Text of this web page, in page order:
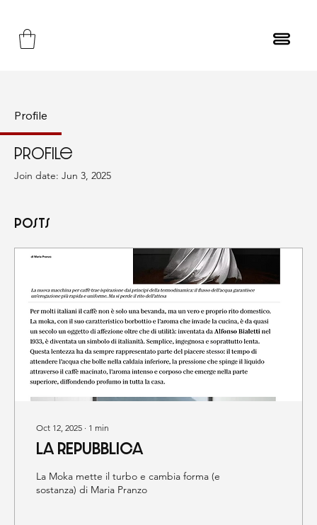
Profile
Profile
Join date: Jun 3, 2025
Posts
Oct 12, 2025 ∙ 1 min
LA REPUBBLICA
La Moka mette il turbo e cambia forma (e
sostanza) di Maria Pranzo